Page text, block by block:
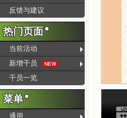
反馈与建议
热门页面
当前活动
新增干员
NEW
干员一览
菜单
通用